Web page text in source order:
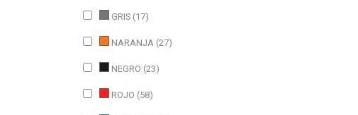
GRIS (17)
NARANJA (27)
NEGRO (23)
ROJO (58)